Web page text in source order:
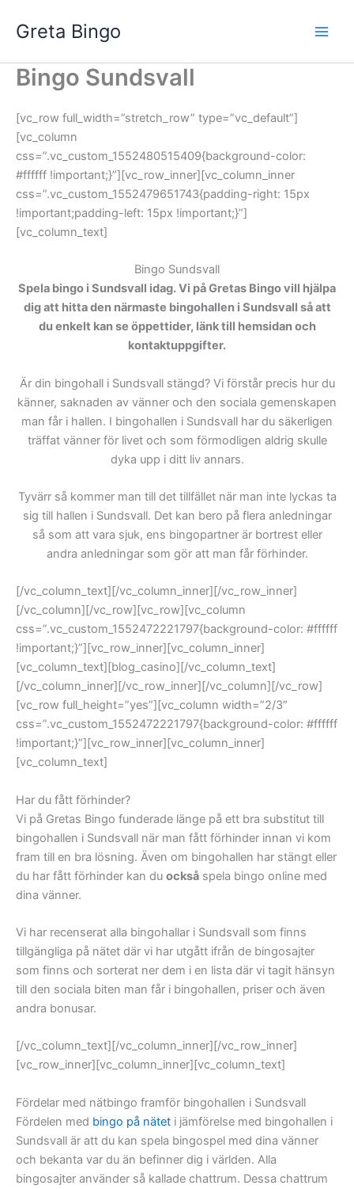
Greta Bingo
Bingo Sundsvall
[vc_row full_width=”stretch_row” type=”vc_default”]
[vc_column
css=”.vc_custom_1552480515409{background-color:
#ffffff !important;}”][vc_row_inner][vc_column_inner
css=”.vc_custom_1552479651743{padding-right: 15px
!important;padding-left: 15px !important;}”]
[vc_column_text]
Bingo Sundsvall
Spela bingo i Sundsvall idag. Vi på Gretas Bingo vill hjälpa
dig att hitta den närmaste bingohallen i Sundsvall så att
du enkelt kan se öppettider, länk till hemsidan och
kontaktuppgifter.
Är din bingohall i Sundsvall stängd? Vi förstår precis hur du
känner, saknaden av vänner och den sociala gemenskapen
man får i hallen. I bingohallen i Sundsvall har du säkerligen
träffat vänner för livet och som förmodligen aldrig skulle
dyka upp i ditt liv annars.
Tyvärr så kommer man till det tillfället när man inte lyckas ta
sig till hallen i Sundsvall. Det kan bero på flera anledningar
så som att vara sjuk, ens bingopartner är bortrest eller
andra anledningar som gör att man får förhinder.
[/vc_column_text][/vc_column_inner][/vc_row_inner]
[/vc_column][/vc_row][vc_row][vc_column
css=”.vc_custom_1552472221797{background-color: #ffffff
!important;}”][vc_row_inner][vc_column_inner]
[vc_column_text][blog_casino][/vc_column_text]
[/vc_column_inner][/vc_row_inner][/vc_column][/vc_row]
[vc_row full_height=”yes”][vc_column width=”2/3″
css=”.vc_custom_1552472221797{background-color: #ffffff
!important;}”][vc_row_inner][vc_column_inner]
[vc_column_text]
Har du fått förhinder?
Vi på Gretas Bingo funderade länge på ett bra substitut till
bingohallen i Sundsvall när man fått förhinder innan vi kom
fram till en bra lösning. Även om bingohallen har stängt eller
du har fått förhinder kan du också spela bingo online med
dina vänner.
Vi har recenserat alla bingohallar i Sundsvall som finns
tillgängliga på nätet där vi har utgått ifrån de bingosajter
som finns och sorterat ner dem i en lista där vi tagit hänsyn
till den sociala biten man får i bingohallen, priser och även
andra bonusar.
[/vc_column_text][/vc_column_inner][/vc_row_inner]
[vc_row_inner][vc_column_inner][vc_column_text]
Fördelar med nätbingo framför bingohallen i Sundsvall
Fördelen med bingo på nätet i jämförelse med bingohallen i
Sundsvall är att du kan spela bingospel med dina vänner
och bekanta var du än befinner dig i världen. Alla
bingosajter använder så kallade chattrum. Dessa chattrum